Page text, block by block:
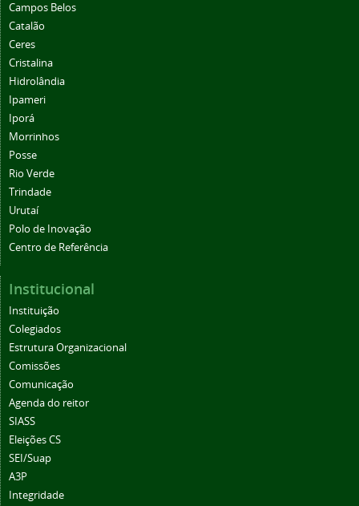
Campos Belos
Catalão
Ceres
Cristalina
Hidrolândia
Ipameri
Iporá
Morrinhos
Posse
Rio Verde
Trindade
Urutaí
Polo de Inovação
Centro de Referência
Institucional
Instituição
Colegiados
Estrutura Organizacional
Comissões
Comunicação
Agenda do reitor
SIASS
Eleições CS
SEI/Suap
A3P
Integridade